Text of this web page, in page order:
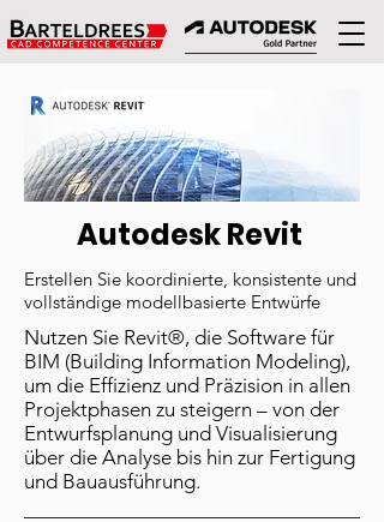
Autodesk Revit
Erstellen Sie koordinierte, konsistente und
vollständige modellbasierte Entwürfe
Nutzen Sie Revit®, die Software für
BIM (Building Information Modeling),
um die Effizienz und Präzision in allen
Projektphasen zu steigern – von der
Entwurfsplanung und Visualisierung
über die Analyse bis hin zur Fertigung
und Bauausführung.